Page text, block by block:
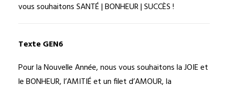
vous souhaitons SANTÉ | BONHEUR | SUCCÈS !
Texte GEN6
Pour la Nouvelle Année, nous vous souhaitons la JOIE et
le BONHEUR, l’AMITIÉ et un filet d’AMOUR, la